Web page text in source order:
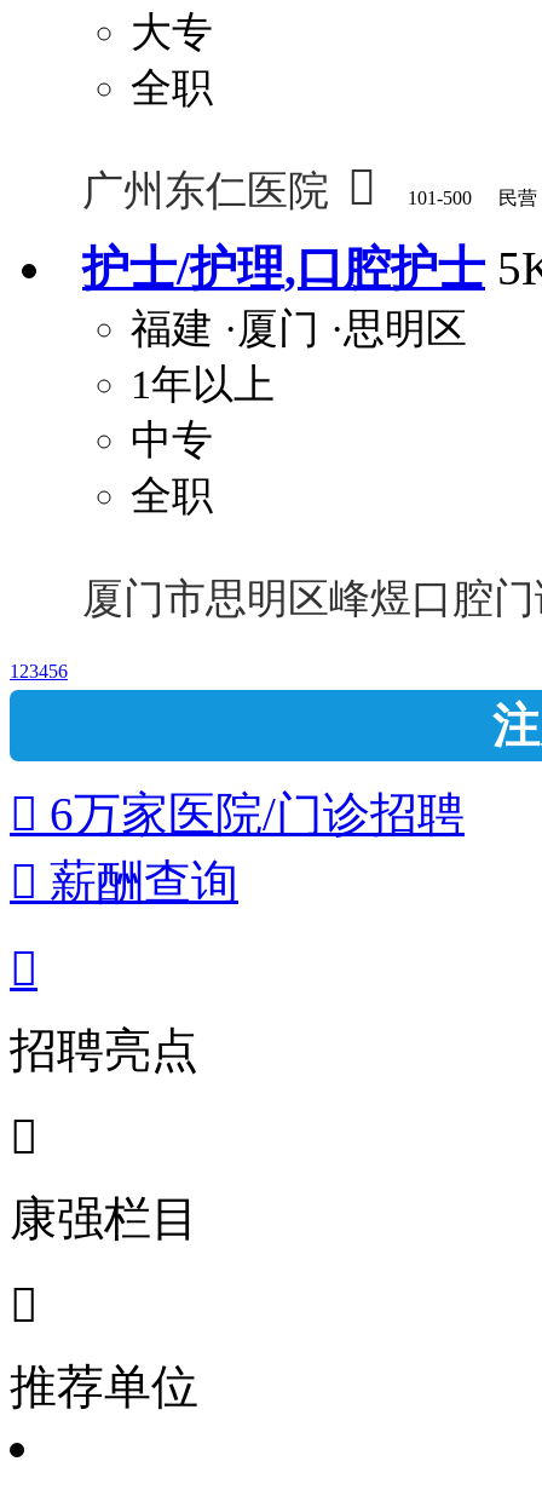
大专
全职
广州东仁医院  101-500 民营
护士/护理,口腔护士
福建 ·厦门 ·思明区
1年以上
中专
全职
厦门市思明区峰煜口腔
1 23456
 6万家医院/门诊招聘
 薪酬查询

招聘亮点

康强栏目

推荐单位